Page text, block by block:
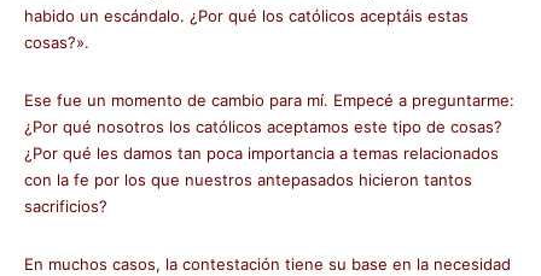
habido un escándalo. ¿Por qué los católicos aceptáis estas
cosas?».
Ese fue un momento de cambio para mí. Empecé a preguntarme:
¿Por qué nosotros los católicos aceptamos este tipo de cosas?
¿Por qué les damos tan poca importancia a temas relacionados
con la fe por los que nuestros antepasados hicieron tantos
sacrificios?
En muchos casos, la contestación tiene su base en la necesidad